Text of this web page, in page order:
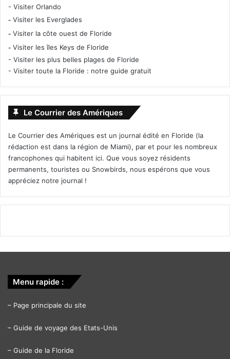
- Visiter Orlando
- Visiter les Everglades
- Visiter la côte ouest de Floride
- Visiter les îles Keys de Floride
- Visiter les plus belles plages de Floride
- Visiter toute la Floride : notre guide gratuit
Le Courrier des Amériques
Le Courrier des Amériques est un journal édité en Floride (la
rédaction est dans la région de Miami), par et pour les nombreux
francophones qui habitent ici. Que vous soyez résidents
permanents, touristes ou Snowbirds, nous espérons que vous
appréciez notre journal !
Menu rapide :
– Page principale du site
– Guide de voyage des Etats-Unis
– Guide de la Floride